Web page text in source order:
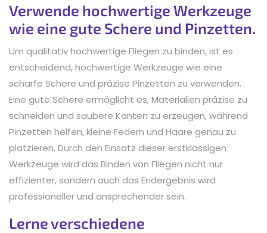
Verwende hochwertige Werkzeuge
wie eine gute Schere und Pinzetten.
Um qualitativ hochwertige Fliegen zu binden, ist es
entscheidend, hochwertige Werkzeuge wie eine
scharfe Schere und präzise Pinzetten zu verwenden.
Eine gute Schere ermöglicht es, Materialien präzise zu
schneiden und saubere Kanten zu erzeugen, während
Pinzetten helfen, kleine Federn und Haare genau zu
platzieren. Durch den Einsatz dieser erstklassigen
Werkzeuge wird das Binden von Fliegen nicht nur
effizienter, sondern auch das Endergebnis wird
professioneller und ansprechender sein.
Lerne verschiedene